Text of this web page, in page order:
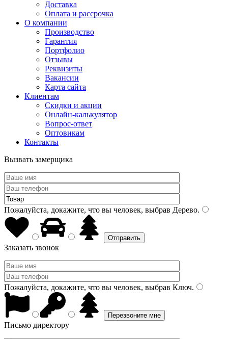
Доставка
Оплата и рассрочка
О компании
Производство
Гарантия
Портфолио
Отзывы
Реквизиты
Вакансии
Карта сайта
Клиентам
Скидки и акции
Онлайн-калькулятор
Вопрос-ответ
Оптовикам
Контакты
Вызвать замерщика
Пожалуйста, докажите, что вы человек, выбрав Дерево.
Заказать звонок
Пожалуйста, докажите, что вы человек, выбрав Ключ.
Письмо директору